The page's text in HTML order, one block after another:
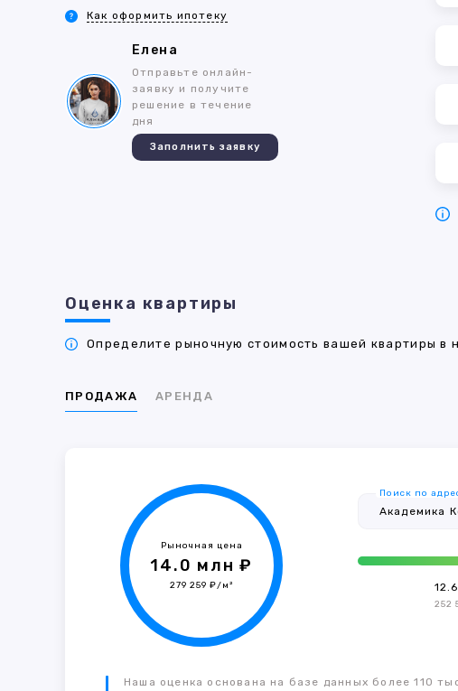
Как оформить ипотеку
Елена
Отправьте онлайн-
заявку и получите
решение в течение
дня
Заполнить заявку
Оценка квартиры
Определите рыночную стоимость вашей квартиры в
ПРОДАЖА АРЕНДА
Рыночная цена
14.0 млн ₽
279 259 ₽/м²
Поиск по
252
Наша оценка основана на базе данных более 110